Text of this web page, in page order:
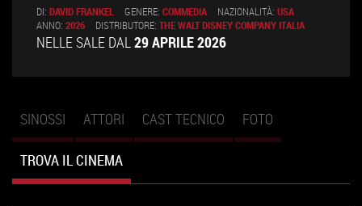
DI: DAVID FRANKEL GENERE: COMMEDIA NAZIONALITÀ: USA
ANNO: 2026 DISTRIBUTORE: THE WALT DISNEY COMPANY ITALIA
NELLE SALE DAL29 APRILE 2026
Schede primarie
SINOSSI ATTORI CAST TECNICO FOTO
TROVA IL CINEMA
ATTIVA)